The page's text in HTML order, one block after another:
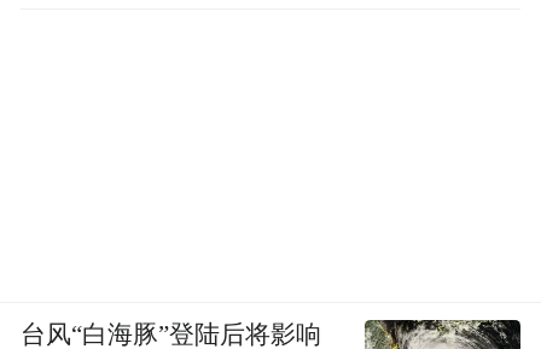
台风“白海豚”登陆后将影响